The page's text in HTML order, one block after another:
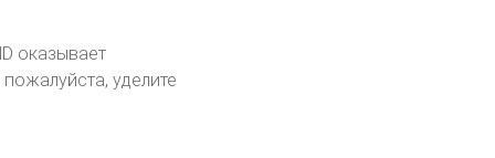
оказывает
уделите